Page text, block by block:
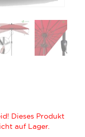
Dieses Produkt
auf Lager.